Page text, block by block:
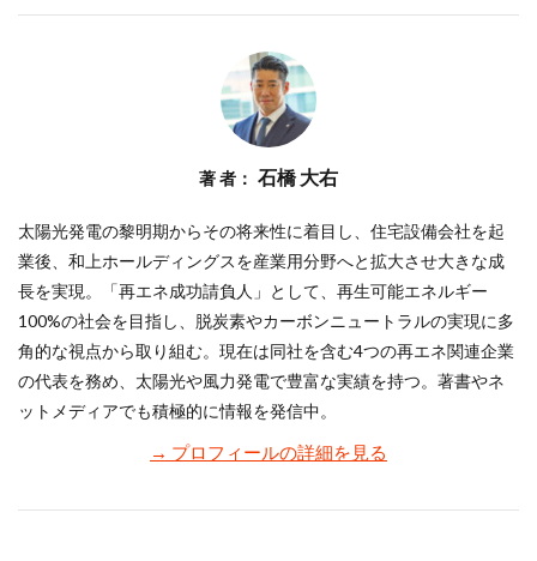
著 者： 石橋 大右
太陽光発電の黎明期からその将来性に着目し、住宅設備会社を起
業後、和上ホールディングスを産業用分野へと拡大させ大きな成
長を実現。「再エネ成功請負人」として、再生可能エネルギー
100%の社会を目指し、脱炭素やカーボンニュートラルの実現に多
角的な視点から取り組む。現在は同社を含む4つの再エネ関連企業
の代表を務め、太陽光や風力発電で豊富な実績を持つ。著書やネ
ットメディアでも積極的に情報を発信中。
→ プロフィールの詳細を見る